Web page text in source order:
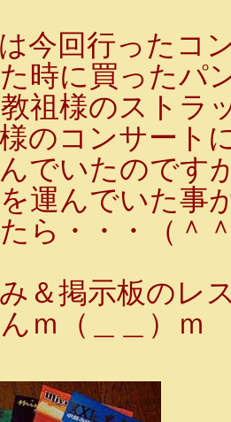
今回行ったコ
時に買ったパ
祖様のストラ
のコンサート
でいたのです
運んでいた事
ら・・・（＾
＆掲示板のレ
ｍ（＿＿）ｍ